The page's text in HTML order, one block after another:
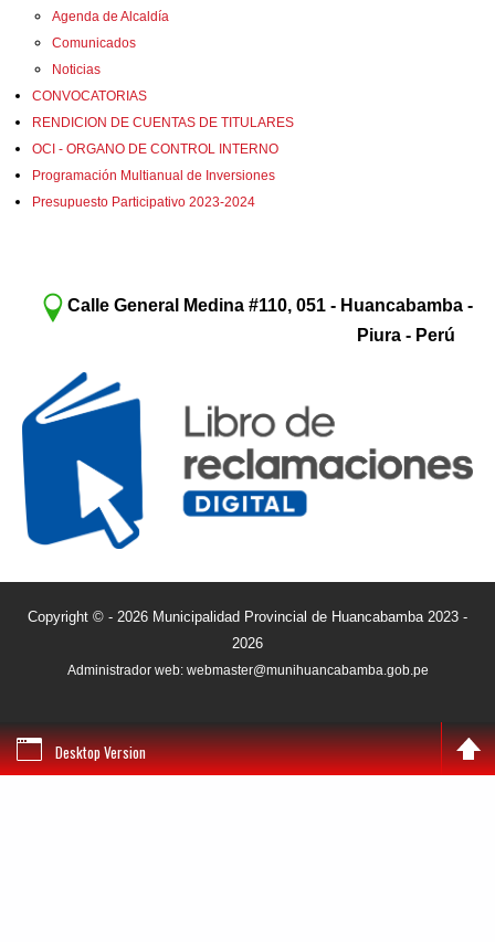
Agenda de Alcaldía
Comunicados
Noticias
CONVOCATORIAS
RENDICION DE CUENTAS DE TITULARES
OCI - ORGANO DE CONTROL INTERNO
Programación Multianual de Inversiones
Presupuesto Participativo 2023-2024
Calle General Medina #110, 051 - Huancabamba -
Piura - Perú
Copyright © - 2026 Municipalidad Provincial de Huancabamba 2023 -
2026
Administrador web: webmaster@munihuancabamba.gob.pe
Desktop Version